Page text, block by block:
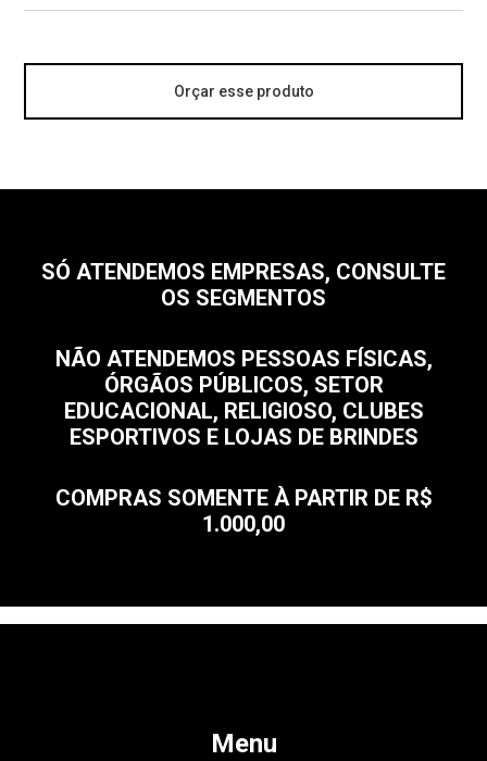
Orçar esse produto
SÓ ATENDEMOS EMPRESAS, CONSULTE
OS SEGMENTOS
NÃO ATENDEMOS PESSOAS FÍSICAS,
ÓRGÃOS PÚBLICOS, SETOR
EDUCACIONAL, RELIGIOSO, CLUBES
ESPORTIVOS E LOJAS DE BRINDES
COMPRAS SOMENTE À PARTIR DE R$
1.000,00
Menu